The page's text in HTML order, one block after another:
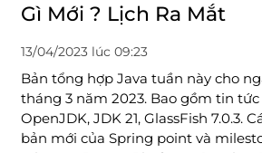
Gì Mới ? Lịch Ra Mắt
13/04/2023 lúc 09:23
Bản tổng hợp Java tuần này cho
tháng 3 năm 2023. Bao gồm tin
OpenJDK, JDK 21, GlassFish 7.0.3.
bản mới của Spring point và